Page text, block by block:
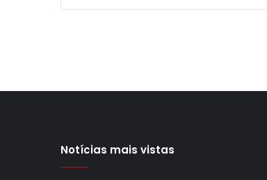
Notícias mais vistas